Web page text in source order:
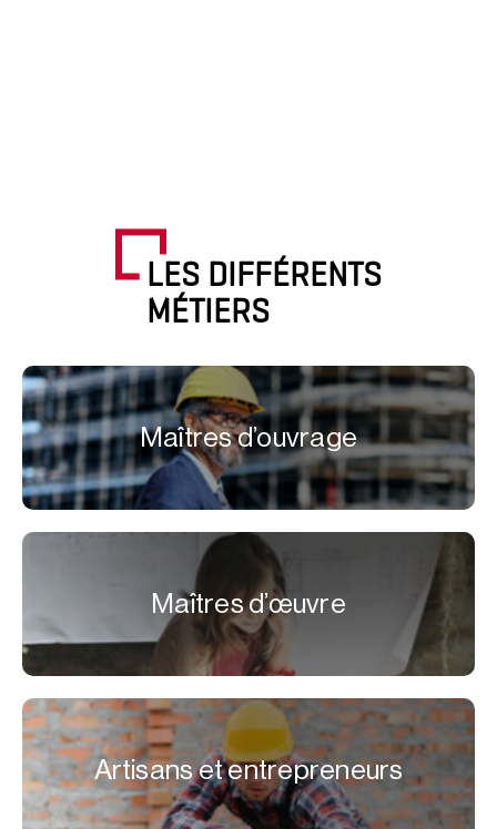
LES DIFFÉRENTS
MÉTIERS
Maîtres d’ouvrage
Maîtres d’œuvre
Artisans et entrepreneurs